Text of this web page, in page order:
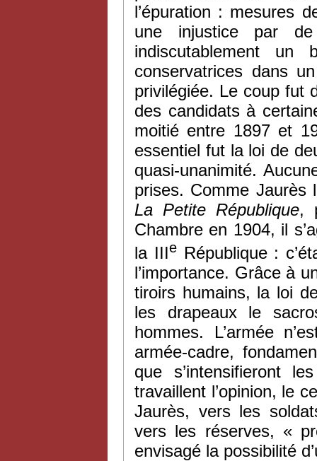
l’épuration : mesures
une injustice par
indiscutablement
conservatrices dans
privilégiée. Le coup fut
des candidats à
moitié entre 1897 et
essentiel fut la loi de
quasi-unanimité.
prises. Comme Jaurès
La Petite République,
Chambre en 1904, il
la IIIeRépublique :
l’importance. Grâce à
tiroirs humains, la loi
les drapeaux le
hommes. L’armée
armée-cadre,
que s’intensifieront
travaillent l’opinion, le
Jaurès, vers les
vers les réserves, «
envisagé la possibilité